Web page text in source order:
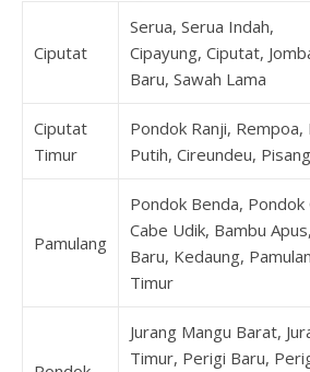
Ciputat
Serua, Serua Indah,
Cipayung, Ciputat,
Baru, Sawah Lama
Ciputat
Timur
Pondok Ranji, Rempoa,
Putih, Cireundeu,
Pamulang
Pondok Benda,
Cabe Udik, Bambu
Baru, Kedaung,
Timur
Jurang Mangu Barat,
Timur, Perigi Baru,